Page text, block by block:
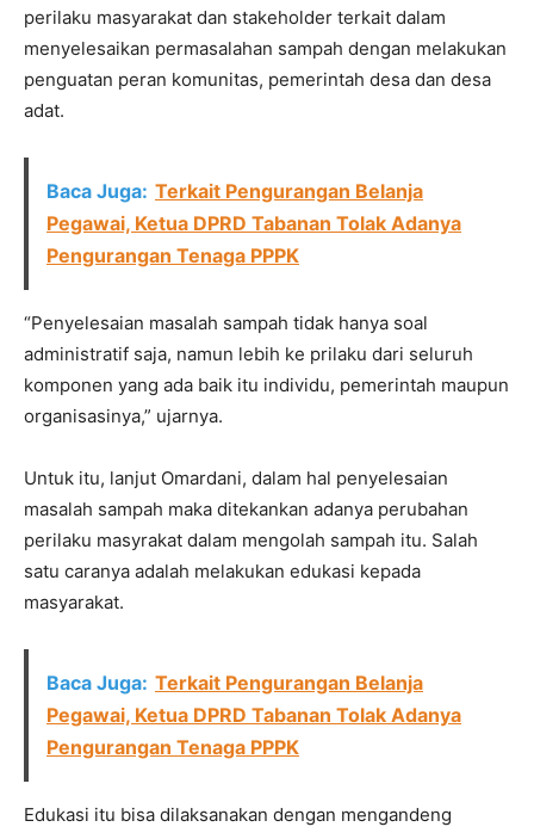
perilaku masyarakat dan stakeholder terkait dalam
menyelesaikan permasalahan sampah dengan melakukan
penguatan peran komunitas, pemerintah desa dan desa
adat.
Baca Juga: Terkait Pengurangan Belanja
Pegawai, Ketua DPRD Tabanan Tolak Adanya
Pengurangan Tenaga PPPK
“Penyelesaian masalah sampah tidak hanya soal
administratif saja, namun lebih ke prilaku dari seluruh
komponen yang ada baik itu individu, pemerintah maupun
organisasinya,” ujarnya.
Untuk itu, lanjut Omardani, dalam hal penyelesaian
masalah sampah maka ditekankan adanya perubahan
perilaku masyrakat dalam mengolah sampah itu. Salah
satu caranya adalah melakukan edukasi kepada
masyarakat.
Baca Juga: Terkait Pengurangan Belanja
Pegawai, Ketua DPRD Tabanan Tolak Adanya
Pengurangan Tenaga PPPK
Edukasi itu bisa dilaksanakan dengan mengandeng